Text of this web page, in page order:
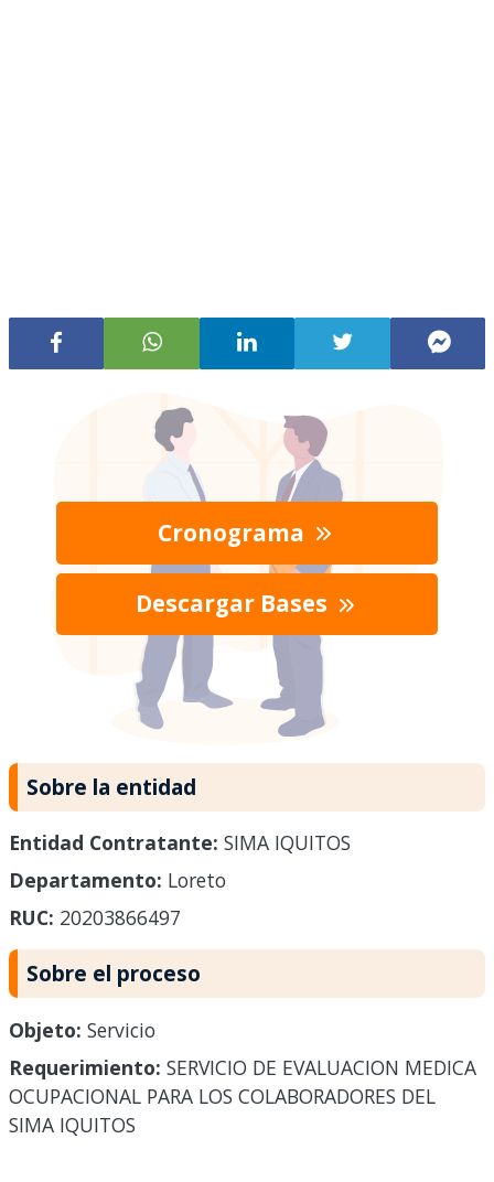
Cronograma
Descargar Bases
Sobre la entidad
Entidad Contratante: SIMA IQUITOS
Departamento: Loreto
RUC: 20203866497
Sobre el proceso
Objeto: Servicio
Requerimiento: SERVICIO DE EVALUACION MEDICA
OCUPACIONAL PARA LOS COLABORADORES DEL
SIMA IQUITOS